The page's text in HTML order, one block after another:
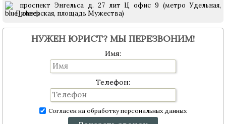
проспект Энгельса д. 27 лит Ц офис 9 (метро Удельная,
Пионерская, площадь Мужества)
НУЖЕН ЮРИСТ? МЫ ПЕРЕЗВОНИМ!
Имя:
Телефон:
Согласен на обработку персональных данных